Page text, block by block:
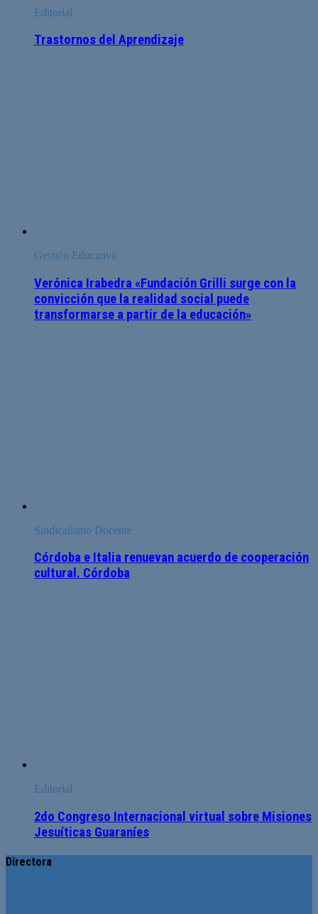
Editorial
Trastornos del Aprendizaje
Gestión Educativa
Verónica Irabedra «Fundación Grilli surge con la
convicción que la realidad social puede
transformarse a partir de la educación»
Sindicalismo Docente
Córdoba e Italia renuevan acuerdo de cooperación
cultural. Córdoba
Editorial
2do Congreso Internacional virtual sobre Misiones
Jesuíticas Guaraníes
Directora